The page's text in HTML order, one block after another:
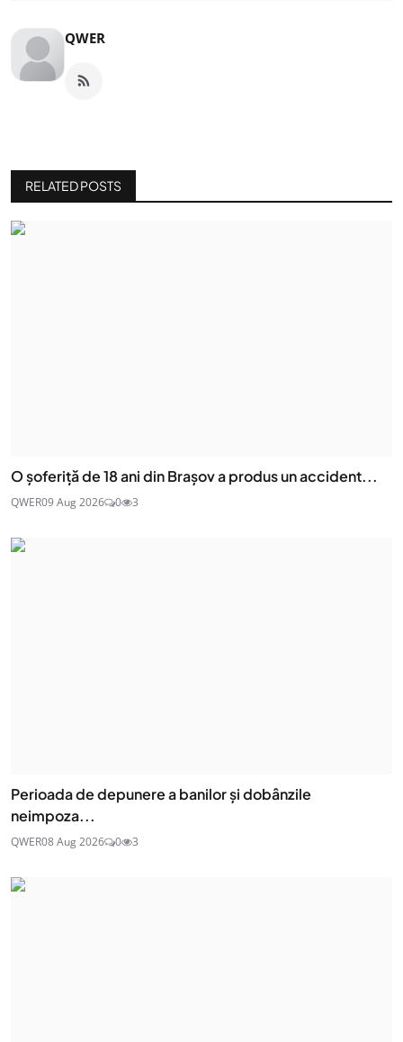
QWER
RELATED POSTS
O șoferiță de 18 ani din Brașov a produs un accident...
QWER09 Aug 2026 0 3
Perioada de depunere a banilor și dobânzile
neimpoza...
QWER08 Aug 2026 0 3